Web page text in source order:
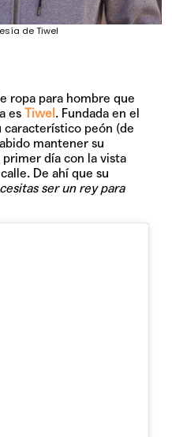
de Tiwel
ropa para hombre que
esTiwel. Fundada en el
característico peón (de
mantener su
día con la vista
De ahí que su
ser un rey para